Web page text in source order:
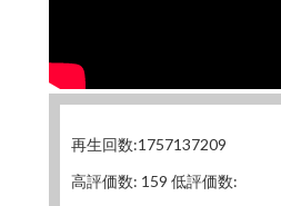
再生回数:1757137209
高評価数: 159 低評価数: